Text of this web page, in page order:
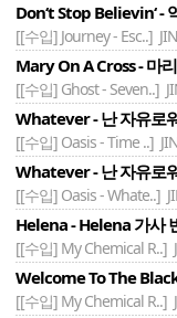
Don‘t Stop Believin‘ -
[[수입] Journey - Esc..]
Mary On A Cross - 마
[[수입] Ghost - Seven..]
Whatever - 난 자유로
[[수입] Oasis - Time ..]
Whatever - 난 자유로
[[수입] Oasis - Whate..]
Helena - Helena 가사
[[수입] My Chemical R..]
Welcome To The
[[수입] My Chemical R..]